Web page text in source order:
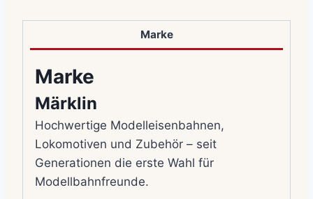
Marke
Marke
Märklin
Hochwertige Modelleisenbahnen,
Lokomotiven und Zubehör – seit
Generationen die erste Wahl für
Modellbahnfreunde.